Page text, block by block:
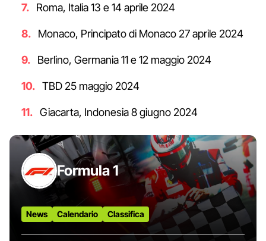
Roma, Italia 13 e 14 aprile 2024
Monaco, Principato di Monaco 27 aprile 2024
Berlino, Germania 11 e 12 maggio 2024
TBD 25 maggio 2024
Giacarta, Indonesia 8 giugno 2024
Formula 1
News Calendario Classifica